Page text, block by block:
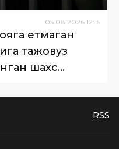
05 08 2026 12:15
етмаган
тажовуз
шахс
RSS